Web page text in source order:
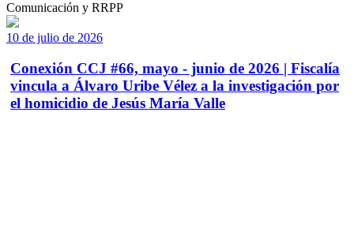
Comunicación y RRPP
10 de julio de 2026
Conexión CCJ #66, mayo - junio de 2026 | Fiscalía
vincula a Álvaro Uribe Vélez a la investigación por
el homicidio de Jesús María Valle